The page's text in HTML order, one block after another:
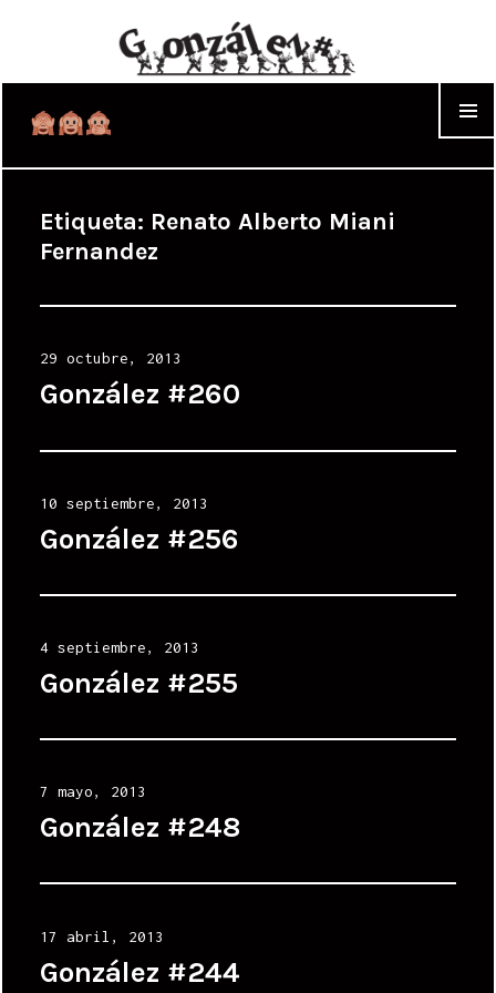
Etiqueta: Renato Alberto Miani
Fernandez
Posted
on
29 octubre, 2013
González #260
Posted
on
10 septiembre, 2013
González #256
Posted
on
4 septiembre, 2013
González #255
Posted
on
7 mayo, 2013
González #248
Posted
on
17 abril, 2013
González #244